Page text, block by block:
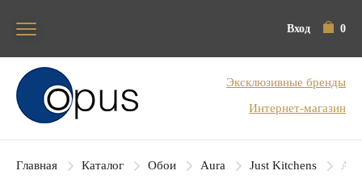
Вход 0
Блок поиска
Эксклюзивные бренды
Интернет-магазин
Главная Каталог Обои Aura Just Kitchens